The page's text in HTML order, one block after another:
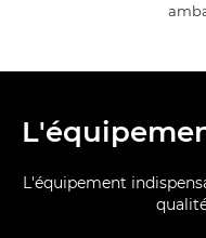
L'équipement